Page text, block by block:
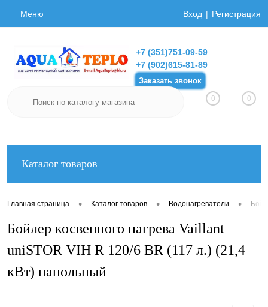
Меню Вход Регистрация
+7 (351)751-09-59
+7 (902)615-81-89
Заказать звонок
0 0
Каталог товаров
Главная страница • Каталог товаров • Водонагреватели •
Бойлер косвенного нагрева Vaillant
uniSTOR VIH R 120/6 ВR (117 л.) (21,4
кВт) напольный